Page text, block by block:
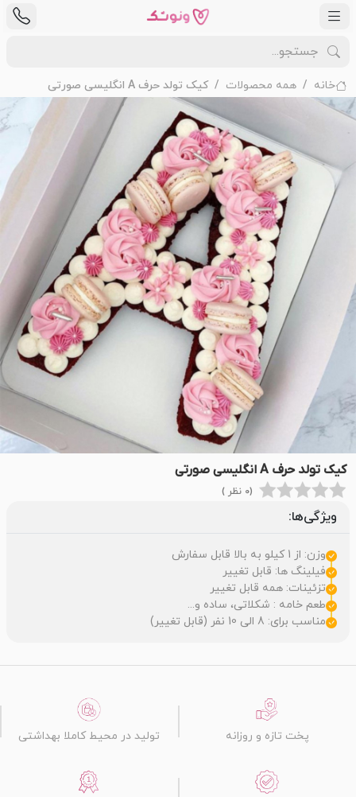
خانه همه محصولات کیک تولد حرف A انگلیسی صورتی
کیک تولد حرف A انگلیسی صورتی
(0 نظر )
ویژگی‌ها:
وزن: از 1 کیلو به بالا قابل سفارش
فیلینگ ها: قابل تغییر
تزئینات: همه قابل تغییر
طعم خامه : شکلاتی، ساده و...
مناسب برای: 8 الی 10 نفر (قابل تغییر)
پخت تازه و روزانه تولید در محیط کاملا بهداشتی